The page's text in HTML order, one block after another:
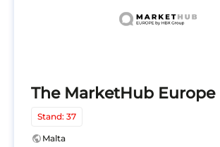
The MarketHub Europe
Stand: 37
public Malta